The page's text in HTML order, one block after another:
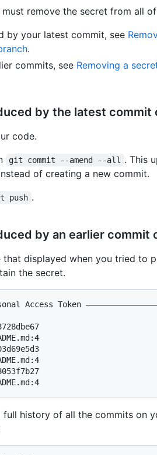
remove the secret from all
by your latest commit, see
.
commits, see Removing a
by the latest commit
code.
git commit --amend --all
. This
of creating a new commit.
push .
by an earlier commit
that displayed when you tried to
the secret.
Access Token
full history of all the commits on